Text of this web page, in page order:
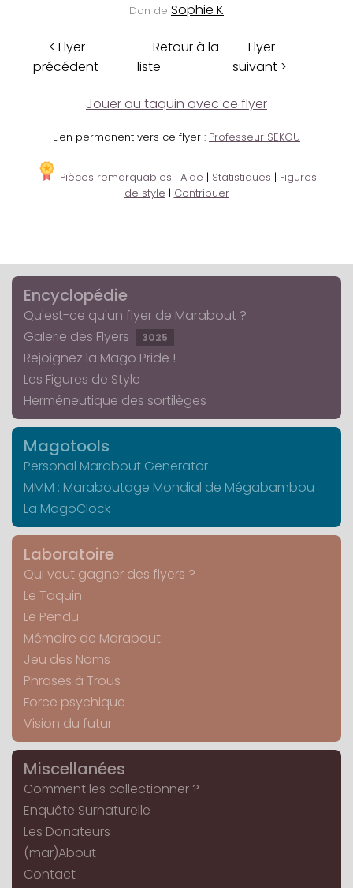
Don de Sophie K
< Flyer
précédent
Retour à la
liste
Flyer
suivant >
Jouer au taquin avec ce flyer
Lien permanent vers ce flyer : Professeur SEKOU
Pièces remarquables | Aide | Statistiques | Figures
de style | Contribuer
Encyclopédie
Qu'est-ce qu'un flyer de Marabout ?
Galerie des Flyers
3025
Rejoignez la Mago Pride !
Les Figures de Style
Herméneutique des sortilèges
Magotools
Personal Marabout Generator
MMM : Maraboutage Mondial de Mégabambou
La MagoClock
Laboratoire
Qui veut gagner des flyers ?
Le Taquin
Le Pendu
Mémoire de Marabout
Jeu des Noms
Phrases à Trous
Force psychique
Vision du futur
Miscellanées
Comment les collectionner ?
Enquête Surnaturelle
Les Donateurs
(mar)About
Contact